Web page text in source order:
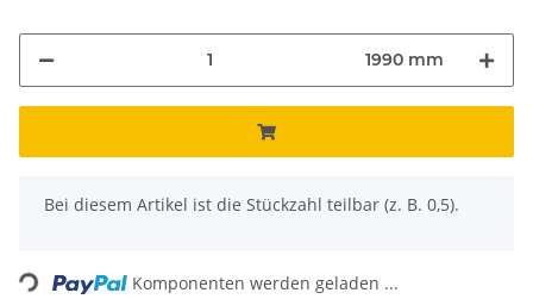
1990 mm
x
Bei diesem Artikel ist die Stückzahl teilbar (z. B. 0,5).
Loading... Komponenten werden geladen ...